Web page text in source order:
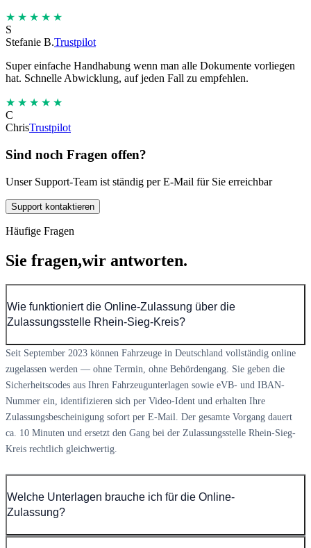
★★★★★
S
Stefanie B.Trustpilot
Super einfache Handhabung wenn man alle Dokumente vorliegen
hat. Schnelle Abwicklung, auf jeden Fall zu empfehlen.
★★★★★
C
ChrisTrustpilot
Sind noch Fragen offen?
Unser Support-Team ist ständig per E-Mail für Sie erreichbar
Support kontaktieren
Häufige Fragen
Sie fragen,wir antworten.
Wie funktioniert die Online-Zulassung über die
Zulassungsstelle Rhein-Sieg-Kreis?
Seit September 2023 können Fahrzeuge in Deutschland vollständig online
zugelassen werden — ohne Termin, ohne Behördengang. Sie geben die
Sicherheitscodes aus Ihren Fahrzeugunterlagen sowie eVB- und IBAN-
Nummer ein, identifizieren sich per Video-Ident und erhalten Ihre
Zulassungsbescheinigung sofort per E-Mail. Der gesamte Vorgang dauert
ca. 10 Minuten und ersetzt den Gang bei der Zulassungsstelle Rhein-Sieg-
Kreis rechtlich gleichwertig.
Welche Unterlagen brauche ich für die Online-
Zulassung?